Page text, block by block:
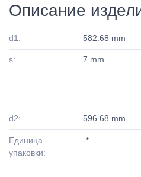
Описание
d1: 582.68 mm
s: 7 mm
d2: 596.68 mm
Единица
упаковки:
-*